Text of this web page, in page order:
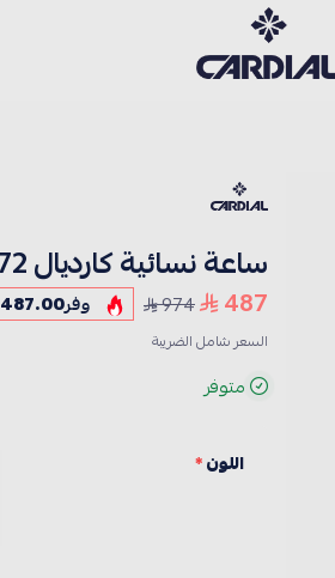
كارديــال
ساعة نسائية كارديال 254072
487
974 وفر487.00
السعر شامل الضريبة
متوفر
اللون*